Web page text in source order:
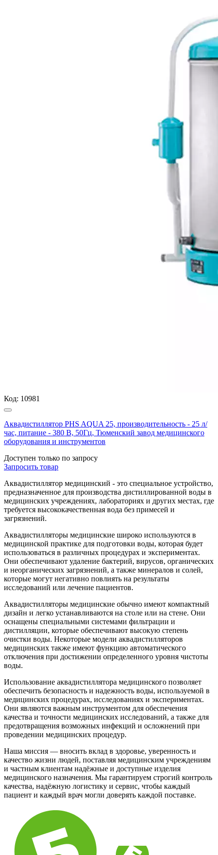
Код: 10981
Аквадистиллятор PHS AQUA 25, производительность - 25 л/
час, питание - 380 В, 50Гц, Тюменский завод медицинского
оборудования и инструментов
Доступен только по запросу
Запросить товар
Аквадистиллятор медицинский - это специальное устройство,
предназначенное для производства дистиллированной воды в
медицинских учреждениях, лабораториях и других местах, где
требуется высококачественная вода без примесей и
загрязнений.
Аквадистилляторы медицинские широко используются в
медицинской практике для подготовки воды, которая будет
использоваться в различных процедурах и экспериментах.
Они обеспечивают удаление бактерий, вирусов, органических
и неорганических загрязнений, а также минералов и солей,
которые могут негативно повлиять на результаты
исследований или лечение пациентов.
Аквадистилляторы медицинские обычно имеют компактный
дизайн и легко устанавливаются на столе или на стене. Они
оснащены специальными системами фильтрации и
дистилляции, которые обеспечивают высокую степень
очистки воды. Некоторые модели аквадистилляторов
медицинских также имеют функцию автоматического
отключения при достижении определенного уровня чистоты
воды.
Использование аквадистиллятора медицинского позволяет
обеспечить безопасность и надежность воды, используемой в
медицинских процедурах, исследованиях и экспериментах.
Они являются важным инструментом для обеспечения
качества и точности медицинских исследований, а также для
предотвращения возможных инфекций и осложнений при
проведении медицинских процедур.
Наша миссия — вносить вклад в здоровье, уверенность и
качество жизни людей, поставляя медицинским учреждениям
и частным клиентам надёжные и доступные изделия
медицинского назначения. Мы гарантируем строгий контроль
качества, надёжную логистику и сервис, чтобы каждый
пациент и каждый врач могли доверять каждой поставке.